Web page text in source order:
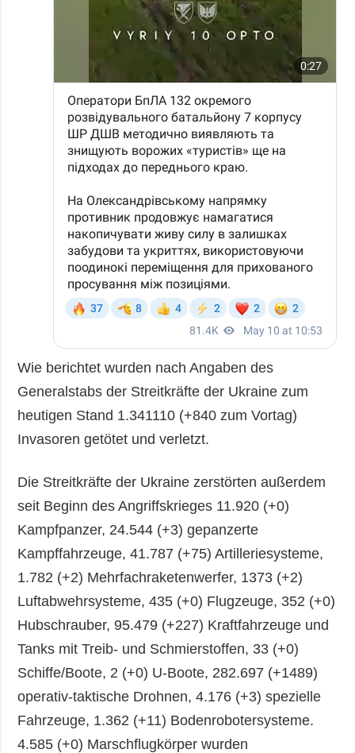
Wie berichtet wurden nach Angaben des
Generalstabs der Streitkräfte der Ukraine zum
heutigen Stand 1.341110 (+840 zum Vortag)
Invasoren getötet und verletzt.
Die Streitkräfte der Ukraine zerstörten außerdem
seit Beginn des Angriffskrieges 11.920 (+0)
Kampfpanzer, 24.544 (+3) gepanzerte
Kampffahrzeuge, 41.787 (+75) Artilleriesysteme,
1.782 (+2) Mehrfachraketenwerfer, 1373 (+2)
Luftabwehrsysteme, 435 (+0) Flugzeuge, 352 (+0)
Hubschrauber, 95.479 (+227) Kraftfahrzeuge und
Tanks mit Treib- und Schmierstoffen, 33 (+0)
Schiffe/Boote, 2 (+0) U-Boote, 282.697 (+1489)
operativ-taktische Drohnen, 4.176 (+3) spezielle
Fahrzeuge, 1.362 (+11) Bodenrobotersysteme.
4.585 (+0) Marschflugkörper wurden